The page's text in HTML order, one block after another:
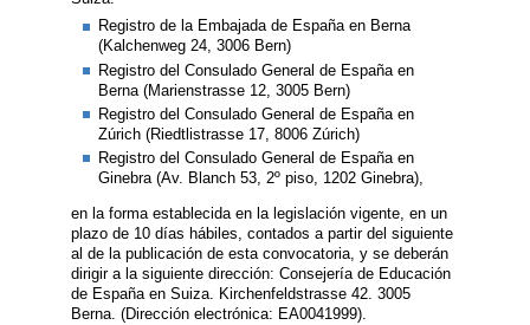
Registro de la Embajada de España en Berna
(Kalchenweg 24, 3006 Bern)
Registro del Consulado General de España en
Berna (Marienstrasse 12, 3005 Bern)
Registro del Consulado General de España en
Zúrich (Riedtlistrasse 17, 8006 Zúrich)
Registro del Consulado General de España en
Ginebra (Av. Blanch 53, 2º piso, 1202 Ginebra),
en la forma establecida en la legislación vigente, en un
plazo de 10 días hábiles, contados a partir del siguiente
al de la publicación de esta convocatoria, y se deberán
dirigir a la siguiente dirección: Consejería de Educación
de España en Suiza. Kirchenfeldstrasse 42. 3005
Berna. (Dirección electrónica: EA0041999).